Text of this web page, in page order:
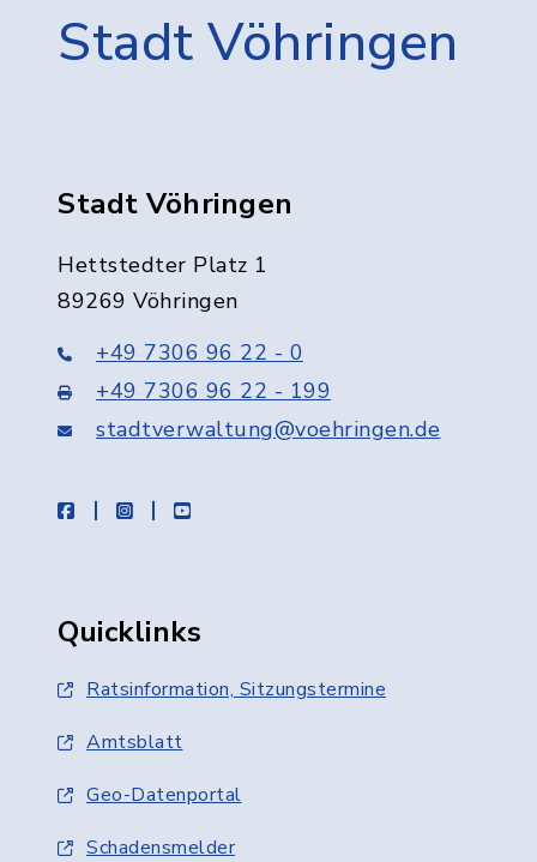
Stadt Vöhringen
Stadt Vöhringen
Hettstedter Platz 1
89269 Vöhringen
+49 7306 96 22 - 0
+49 7306 96 22 - 199
stadtverwaltung@voehringen.de
facebookinstagramyoutube
Quicklinks
Ratsinformation, Sitzungstermine
Amtsblatt
Geo-Datenportal
Schadensmelder